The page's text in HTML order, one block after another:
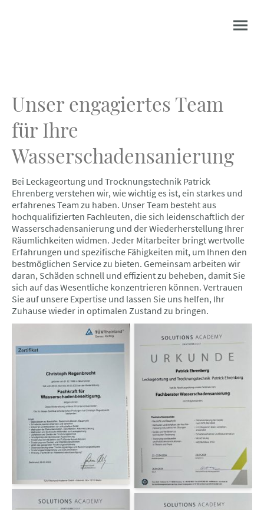
Unser engagiertes Team
für Ihre
Wasserschadensanierung
Bei Leckageortung und Trocknungstechnik Patrick
Ehrenberg verstehen wir, wie wichtig es ist, ein starkes und
erfahrenes Team zu haben. Unser Team besteht aus
hochqualifizierten Fachleuten, die sich leidenschaftlich der
Wasserschadensanierung und der Wiederherstellung Ihrer
Räumlichkeiten widmen. Jeder Mitarbeiter bringt wertvolle
Erfahrungen und spezifische Fähigkeiten mit, um Ihnen den
bestmöglichen Service zu bieten. Gemeinsam arbeiten wir
daran, Schäden schnell und effizient zu beheben, damit Sie
sich auf das Wesentliche konzentrieren können. Vertrauen
Sie auf unsere Expertise und lassen Sie uns helfen, Ihr
Zuhause wieder in optimalen Zustand zu bringen.